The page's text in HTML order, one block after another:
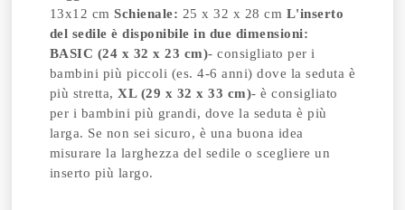
13x12 cmSchienale: 25 x 32 x 28 cm L'inserto
del sedile è disponibile in due dimensioni:
BASIC (24 x 32 x 23 cm)- consigliato per i
bambini più piccoli (es. 4-6 anni) dove la seduta è
più stretta,XL (29 x 32 x 33 cm)- è consigliato
per i bambini più grandi, dove la seduta è più
larga. Se non sei sicuro, è una buona idea
misurare la larghezza del sedile o scegliere un
inserto più largo.